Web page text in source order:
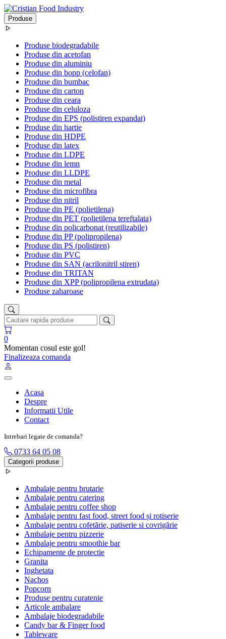
Produse
Produse biodegradabile
Produse din acetofan
Produse din aluminiu
Produse din bopp (celofan)
Produse din bumbac
Produse din carton
Produse din ceara
Produse din celuloza
Produse din EPS (polistiren expandat)
Produse din hartie
Produse din HDPE
Produse din latex
Produse din LDPE
Produse din lemn
Produse din LLDPE
Produse din metal
Produse din microfibra
Produse din nitril
Produse din PE (polietilena)
Produse din PET (polietilena tereftalata)
Produse din policarbonat (reutilizabile)
Produse din PP (polipropilena)
Produse din PS (polistiren)
Produse din PVC
Produse din SAN (acrilonitril stiren)
Produse din TRITAN
Produse din XPP (polipropilena extrudata)
Produse zaharoase
0
Momentan cosul este gol!
Finalizeaza comanda
Acasa
Despre
Informatii Utile
Contact
Intrebari legate de comanda?
0733 64 05 08
Categorii produse
Ambalaje pentru brutarie
Ambalaje pentru catering
Ambalaje pentru coffee shop
Ambalaje pentru fast food, street food și rotiserie
Ambalaje pentru cofetărie, patiserie si covrigărie
Ambalaje pentru pizzerie
Ambalaje pentru smoothie bar
Echipamente de protectie
Granita
Inghetata
Nachos
Popcorn
Produse pentru curatenie
Articole ambalare
Ambalaje biodegradabile
Candy bar & Finger food
Tableware